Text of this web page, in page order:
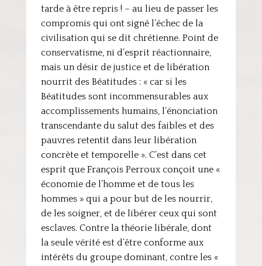
tarde à être repris ! – au lieu de passer les
compromis qui ont signé l’échec de la
civilisation qui se dit chrétienne. Point de
conservatisme, ni d’esprit réactionnaire,
mais un désir de justice et de libération
nourrit des Béatitudes : « car si les
Béatitudes sont incommensurables aux
accomplissements humains, l’énonciation
transcendante du salut des faibles et des
pauvres retentit dans leur libération
concrète et temporelle ». C’est dans cet
esprit que François Perroux conçoit une «
économie de l’homme et de tous les
hommes » qui a pour but de les nourrir,
de les soigner, et de libérer ceux qui sont
esclaves. Contre la théorie libérale, dont
la seule vérité est d’être conforme aux
intérêts du groupe dominant, contre les «